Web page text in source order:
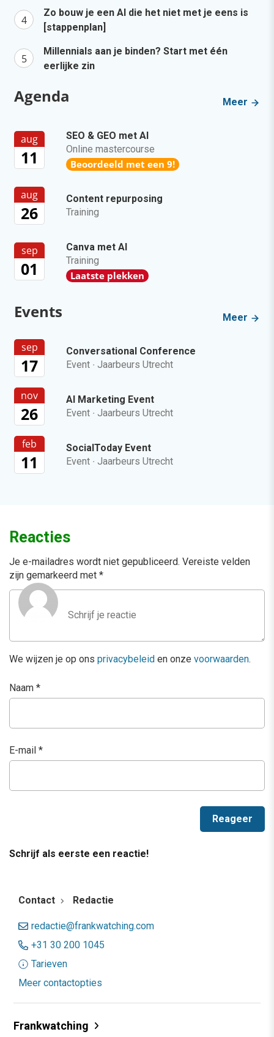
Zo bouw je een AI die het niet met je eens is
[stappenplan]
Millennials aan je binden? Start met één
eerlijke zin
Agenda Meer
aug
11
SEO & GEO met AI
Online mastercourse
Beoordeeld met een 9!
aug
26
Content repurposing
Training
sep
01
Canva met AI
Training
Laatste plekken
Events Meer
sep
17
Conversational Conference
Event · Jaarbeurs Utrecht
nov
26
AI Marketing Event
Event · Jaarbeurs Utrecht
feb
11
SocialToday Event
Event · Jaarbeurs Utrecht
Reacties
Je e-mailadres wordt niet gepubliceerd. Vereiste velden
zijn gemarkeerd met *
We wijzen je op ons privacybeleid en onze voorwaarden.
Naam *
E-mail *
Schrijf als eerste een reactie!
Contact Redactie
redactie@frankwatching.com
+31 30 200 1045
Tarieven
Meer contactopties
Frankwatching